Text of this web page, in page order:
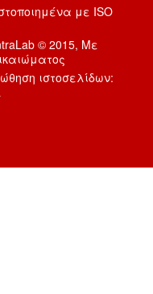
με ISO
© 2015, Με
ιστοσελίδων: